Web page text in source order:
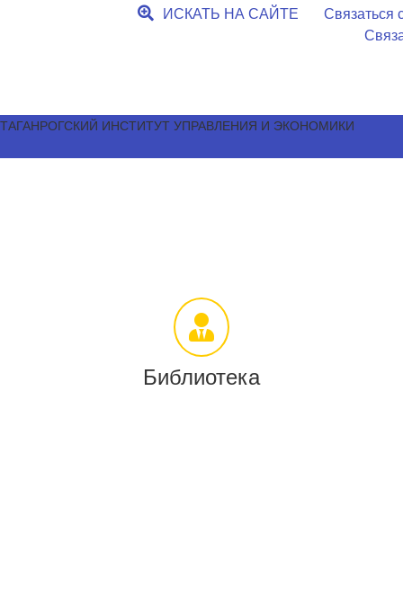
ИСКАТЬ НА САЙТЕ
Связаться
ТАГАНРОГСКИЙ ИНСТИТУТ УПРАВЛЕНИЯ И ЭКОНОМИКИ
Библиотека